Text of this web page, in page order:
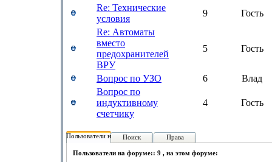
Re: Технические
условия
9
Гость
Re: Автоматы
вместо
предохранителей
ВРУ
5 Гость
Вопрос по УЗО 6
Влад
Вопрос по
индуктивному
счетчику
4 Гость
Пользователи на форуме:
Поиск Права
Пользователи на форуме:: 9 , на этом форуме: